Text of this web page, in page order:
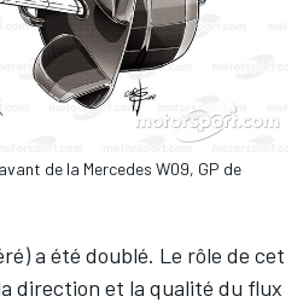
de la Mercedes W09, GP de
a été doublé. Le rôle de cet
direction et la qualité du flux